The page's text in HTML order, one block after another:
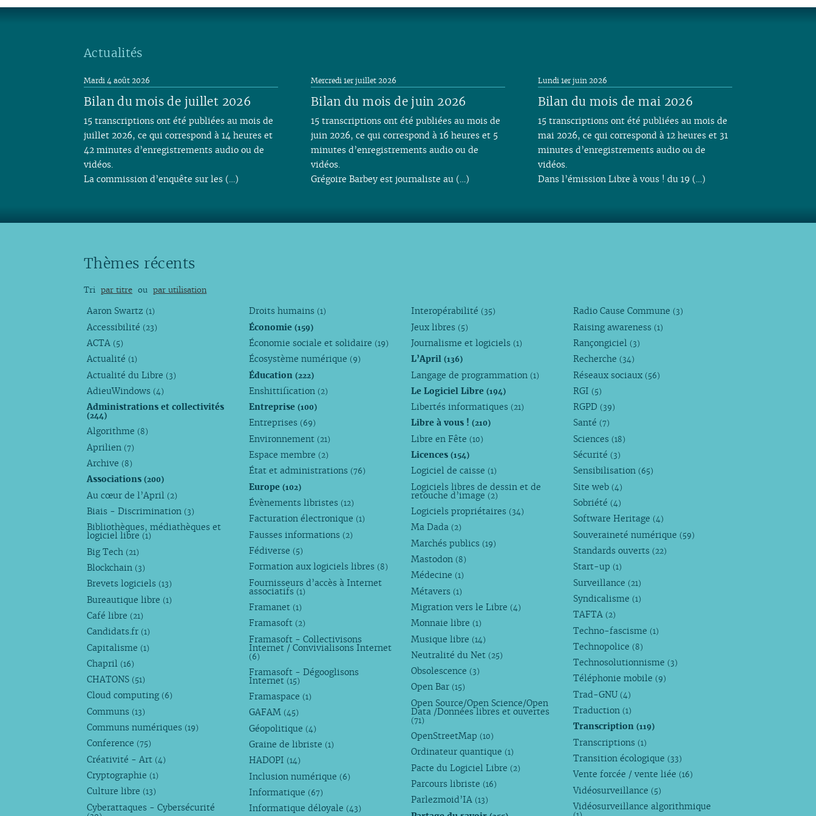
Actualités
Bilan du mois de juillet 2026
Mardi 4 août 2026
15 transcriptions ont été publiées au mois de
juillet 2026, ce qui correspond à 14 heures et
42 minutes d’enregistrements audio ou de
vidéos.
La commission d’enquête sur les (…)
Bilan du mois de juin 2026
Mercredi 1er juillet 2026
15 transcriptions ont été publiées au mois de
juin 2026, ce qui correspond à 16 heures et 5
minutes d’enregistrements audio ou de
vidéos.
Grégoire Barbey est journaliste au (…)
Bilan du mois de mai 2026
Lundi 1er juin 2026
15 transcriptions ont été publiées au mois de
mai 2026, ce qui correspond à 12 heures et 31
minutes d’enregistrements audio ou de
vidéos.
Dans l’émission Libre à vous ! du 19 (…)
Thèmes récents
Tri par titre ou par utilisation
Aaron Swartz (1)
Accessibilité (23)
ACTA (5)
Actualité (1)
Actualité du Libre (3)
AdieuWindows (4)
Administrations et collectivités
(244)
Algorithme (8)
Aprilien (7)
Archive (8)
Associations(200)
Au cœur de l’April (2)
Biais - Discrimination (3)
Bibliothèques, médiathèques et
logiciel libre (1)
Big Tech (21)
Blockchain (3)
Brevets logiciels (13)
Bureautique libre (1)
Café libre (21)
Candidats.fr (1)
Capitalisme (1)
Chapril (16)
CHATONS (51)
Cloud computing (6)
Communs (13)
Communs numériques (19)
Conference (75)
Créativité - Art (4)
Cryptographie (1)
Culture libre (13)
Cyberattaques - Cybersécurité
Droits humains (1)
Économie(159)
Économie sociale et solidaire (19)
Écosystème numérique (9)
Éducation(222)
Enshittification (2)
Entreprise(100)
Entreprises (69)
Environnement (21)
Espace membre (2)
État et administrations (76)
Europe(102)
Évènements libristes (12)
Facturation électronique (1)
Fausses informations (2)
Fédiverse (5)
Formation aux logiciels libres (8)
Fournisseurs d’accès à Internet
associatifs (1)
Framanet (1)
Framasoft (2)
Framasoft - Collectivisons
Internet / Convivialisons Internet
(6)
Framasoft - Dégooglisons
Internet (15)
Framaspace (1)
GAFAM (45)
Géopolitique (4)
Graine de libriste (1)
HADOPI (14)
Inclusion numérique (6)
Informatique (67)
Informatique déloyale (43)
Interopérabilité (35)
Jeux libres (5)
Journalisme et logiciels (1)
L’April(136)
Langage de programmation (1)
Le Logiciel Libre(194)
Libertés informatiques (21)
Libre à vous !(210)
Libre en Fête (10)
Licences(154)
Logiciel de caisse (1)
Logiciels libres de dessin et de
retouche d’image (2)
Logiciels propriétaires (34)
Ma Dada (2)
Marchés publics (19)
Mastodon (8)
Médecine (1)
Métavers (1)
Migration vers le Libre (4)
Monnaie libre (1)
Musique libre (14)
Neutralité du Net (25)
Obsolescence (3)
Open Bar (15)
Open Source/Open Science/Open
Data /Données libres et ouvertes
(71)
OpenStreetMap (10)
Ordinateur quantique (1)
Pacte du Logiciel Libre (2)
Parcours libriste (16)
Parlezmoid’IA (13)
Radio Cause Commune (3)
Raising awareness (1)
Rançongiciel (3)
Recherche (34)
Réseaux sociaux (56)
RGI (5)
RGPD (39)
Santé (7)
Sciences (18)
Sécurité (3)
Sensibilisation (65)
Site web (4)
Sobriété (4)
Software Heritage (4)
Souveraineté numérique (59)
Standards ouverts (22)
Start-up (1)
Surveillance (21)
Syndicalisme (1)
TAFTA (2)
Techno-fascisme (1)
Technopolice (8)
Technosolutionnisme (3)
Téléphonie mobile (9)
Trad-GNU (4)
Traduction (1)
Transcription(119)
Transcriptions (1)
Transition écologique (33)
Vente forcée / vente liée (16)
Vidéosurveillance (5)
Vidéosurveillance algorithmique